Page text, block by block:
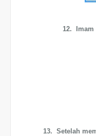
12. Imam
13. Setelah